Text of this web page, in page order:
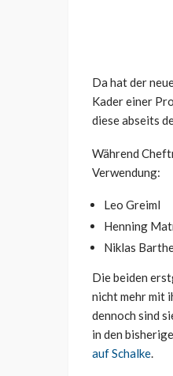
Da hat der
Kader einer
diese abseits
Während
Verwendung:
Leo Greiml
Henning
Niklas
Die beiden
nicht mehr mit
dennoch sind
in den
auf Schalke.